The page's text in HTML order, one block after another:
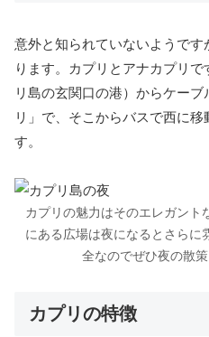
意外と知られていないようで
ります。カプリとアナカプリ
リ島の玄関口の港）からケー
リ」で、そこからバスで西に
す。
カプリの魅力はそのエレガント
にある広場は夜になるとさらに
全なのでぜひ夜の散
カプリの特徴